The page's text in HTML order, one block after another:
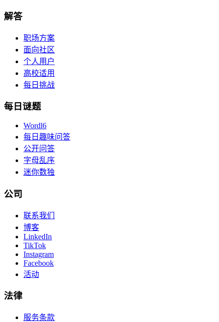
解答
职场方案
面向社区
个人用户
高校适用
每日挑战
每日谜题
Wordl6
每日趣味问答
公开问答
字母乱序
迷你数独
公司
联系我们
博客
LinkedIn
TikTok
Instagram
Facebook
活动
法律
服务条款